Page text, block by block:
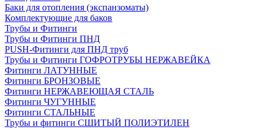
Баки для отопления (экспанзоматы)
Комплектующие для баков
Трубы и Фитинги
Трубы и Фитинги ПНД
PUSH-Фитинги для ПНД труб
Трубы и Фитинги ГОФРОТРУБЫ НЕРЖАВЕЙКА
Фитинги ЛАТУННЫЕ
Фитинги БРОНЗОВЫЕ
Фитинги НЕРЖАВЕЮЩАЯ СТАЛЬ
Фитинги ЧУГУННЫЕ
Фитинги СТАЛЬНЫЕ
Трубы и фитинги СШИТЫЙ ПОЛИЭТИЛЕН